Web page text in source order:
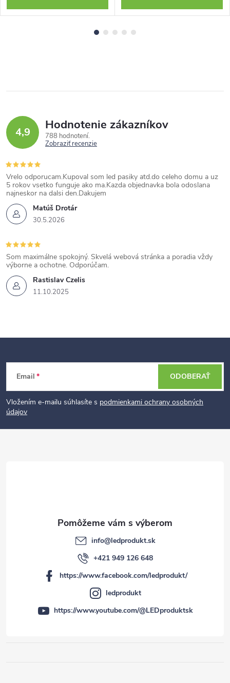
4,9 Hodnotenie zákazníkov
788 hodnotení
Zobraziť recenzie
Matúš Drotár
30.5.2026
Vrelo odporucam.Kupoval som led pasiky atd.do celeho domu a uz
5 rokov vsetko funguje ako ma.Kazda objednavka bola odoslana
najneskor na dalsi den.Dakujem
Rastislav Czelis
11.10.2025
Som maximálne spokojný. Skvelá webová stránka a poradia vždy
výborne a ochotne. Odporúčam.
t
Email
Vložením e-mailu súhlasíte s podmienkami ochrany osobných
údajov
ODOBERAŤ
info@ledprodukt.sk
+421 949 126 648
https://www.facebook.com/ledprodukt/
ledprodukt
https://www.youtube.com/@LEDproduktsk